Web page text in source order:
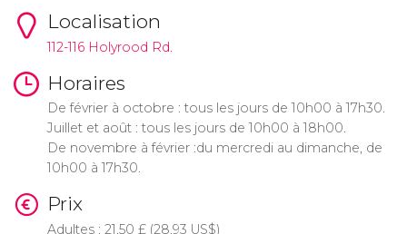
Localisation
112-116 Holyrood Rd.
Horaires
De février à octobre : tous les jours de 10h00 à 17h30.
Juillet et août : tous les jours de 10h00 à 18h00.
De novembre à février :du mercredi au dimanche, de
10h00 à 17h30.
Prix
Adultes : 21,50 £(28,93 US$)